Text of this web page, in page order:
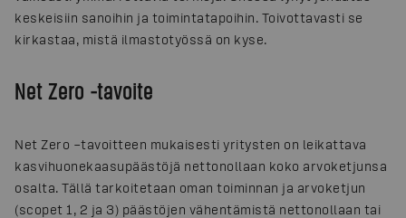
keskeisiin sanoihin ja toimintatapoihin. Toivottavasti se
kirkastaa, mistä ilmastotyössä on kyse.
Net Zero -tavoite
Net Zero –tavoitteen mukaisesti yritysten on leikattava
kasvihuonekaasupäästöjä nettonollaan koko arvoketjunsa
osalta. Tällä tarkoitetaan oman toiminnan ja arvoketjun
(scopet 1, 2 ja 3) päästöjen vähentämistä nettonollaan tai